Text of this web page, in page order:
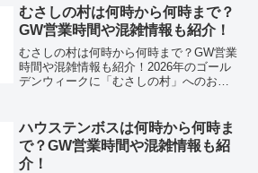
吉田市に位置し、富士山の絶景をバック
に「FUJIYAMA...
むさしの村は何時から何時まで？
GW営業時間や混雑情報も紹介！
むさしの村は何時から何時まで？GW営業
時間や混雑情報も紹介！2026年のゴール
デンウィークに「むさしの村」へのお出
園地、農業体験、ふれあい牧場が揃っ
た、小さなお子様の「...
ハウステンボスは何時から何時ま
で？GW営業時間や混雑情報も紹
介！